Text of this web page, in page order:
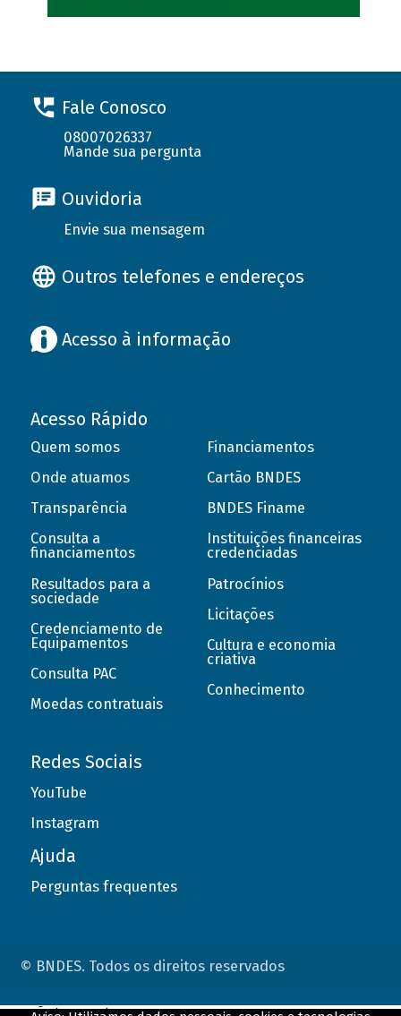
Fale Conosco
08007026337
Mande sua pergunta
Ouvidoria
Envie sua mensagem
Outros telefones e endereços
Acesso à informação
Acesso Rápido
Quem somos
Onde atuamos
Transparência
Consulta a
financiamentos
Resultados para a
sociedade
Credenciamento de
Equipamentos
Consulta PAC
Moedas contratuais
Financiamentos
Cartão BNDES
BNDES Finame
Instituições financeiras
credenciadas
Patrocínios
Licitações
Cultura e economia
criativa
Conhecimento
Redes Sociais
YouTube
Instagram
Ajuda
Perguntas frequentes
© BNDES. Todos os direitos reservados